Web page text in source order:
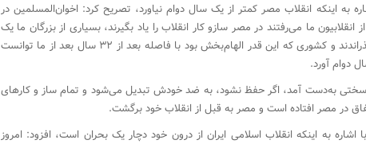
به اینکه انقلاب مصر کمتر از یک سال دوام نیاورد، تصریح کرد: اخوان‌المسلمین در
از انقلابیون ما می‌رفتند در مصر سازو کار انقلاب را یاد بگیرند، بسیاری از بزرگان ما یک
دور مشق انقلاب را در مصر می گذراندند و کشوری که این قدر الهام‌بخش بود با فاصله بعد از ۳۲ سال بعد از ما توانست
دوام آورد.
سختی به‌دست آمد، اگر حفظ نشود، به ضد خودش تبدیل می‌شود و تمام ساز و کارهای
به اینکه انقلاب اسلامی ایران از درون خود دچار یک بحران است، افزود: امروز